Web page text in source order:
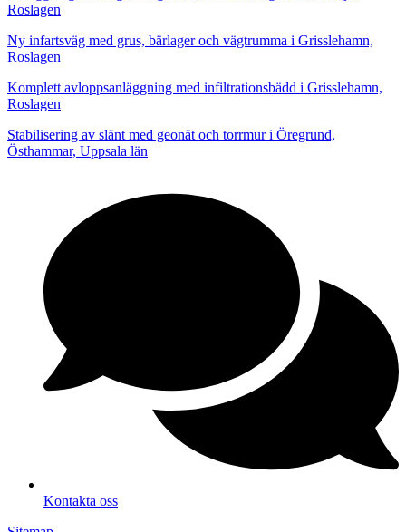
Roslagen
Ny infartsväg med grus, bärlager och vägtrumma i Grisslehamn,
Roslagen
Komplett avloppsanläggning med infiltrationsbädd i Grisslehamn,
Roslagen
Stabilisering av slänt med geonät och torrmur i Öregrund,
Östhammar, Uppsala län
Kontakta oss